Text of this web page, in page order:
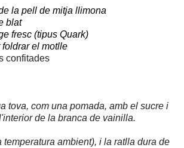
la pell de mitja llimona
blat
fresc (tipus Quark)
foldrar el motlle
confitades
tova, com una pomada, amb el sucre i
de la branca de vainilla.
temperatura ambient), i la ratlla dura de